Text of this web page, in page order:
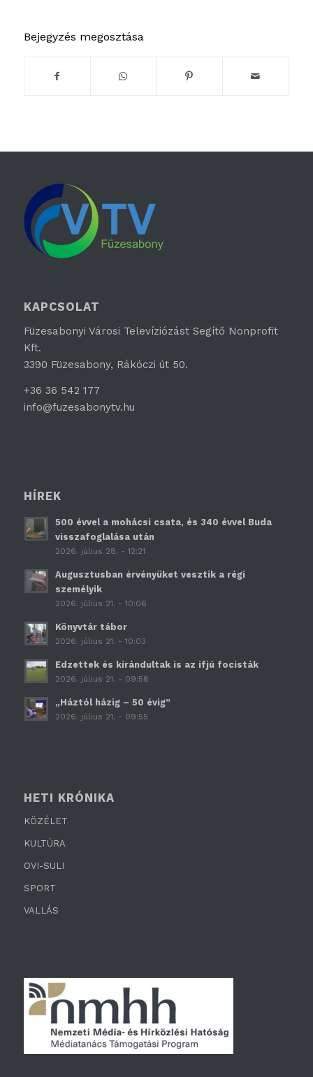
Bejegyzés megosztása
KAPCSOLAT
Füzesabonyi Városi Televíziózást Segítő Nonprofit
Kft.
3390 Füzesabony, Rákóczi út 50.
+36 36 542 177
info@fuzesabonytv.hu
HÍREK
500 évvel a mohácsi csata, és 340 évvel Buda
visszafoglalása után
2026. július 28. - 12:21
Augusztusban érvényüket vesztik a régi
személyik
2026. július 21. - 10:06
Könyvtár tábor
2026. július 21. - 10:03
Edzettek és kirándultak is az ifjú focisták
2026. július 21. - 09:58
„Háztól házig – 50 évig”
2026. július 21. - 09:55
HETI KRÓNIKA
KÖZÉLET
KULTÚRA
OVI-SULI
SPORT
VALLÁS